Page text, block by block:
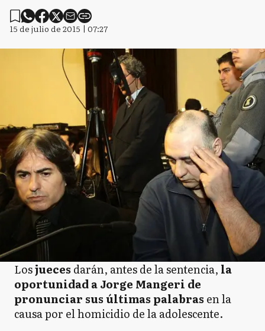
15 de julio de 2015 | 07:27
Losjueces darán, antes de la sentencia, la
oportunidad a Jorge Mangeri de
pronunciar sus últimas palabras en la
causa por el homicidio de la adolescente.